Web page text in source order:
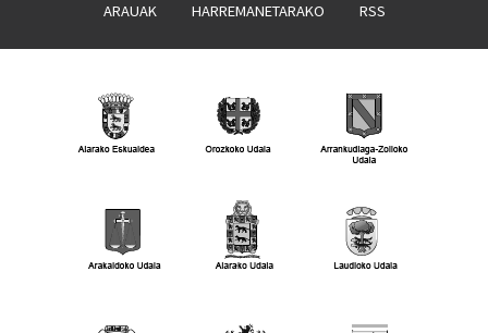
ARAUAK HARREMANETARAKO RSS